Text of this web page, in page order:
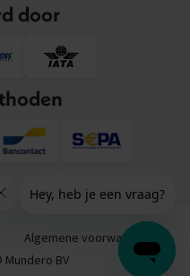
door
Algemene voorwaarden
BV